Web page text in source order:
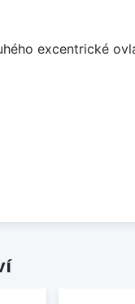
excentrické